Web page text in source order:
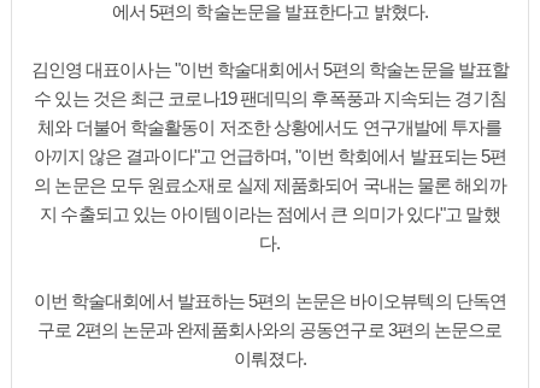
에서 5편의 학술논문을 발표한다고 밝혔다.
김인영 대표이사는 "이번 학술대회에서 5편의 학술논문을 발표할
수 있는 것은 최근 코로나19 팬데믹의 후폭풍과 지속되는 경기침
체와 더불어 학술활동이 저조한 상황에서도 연구개발에 투자를
아끼지 않은 결과이다"고 언급하며, "이번 학회에서 발표되는 5편
의 논문은 모두 원료소재로 실제 제품화되어 국내는 물론 해외까
지 수출되고 있는 아이템이라는 점에서 큰 의미가 있다"고 말했
다.
이번 학술대회에서 발표하는 5편의 논문은 바이오뷰텍의 단독연
구로 2편의 논문과 완제품회사와의 공동연구로 3편의 논문으로
이뤄졌다.